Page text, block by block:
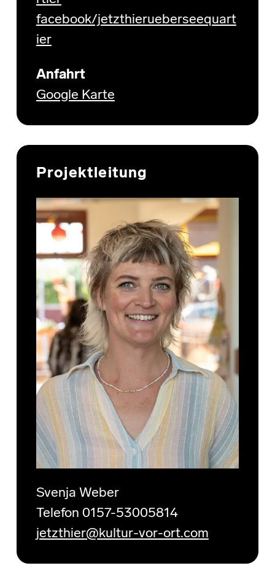
facebook/jetzthierueberseequart
ier
Anfahrt
Google Karte
Projektleitung
Svenja Weber
Telefon 0157-53005814
jetzthier@kultur-vor-ort.com